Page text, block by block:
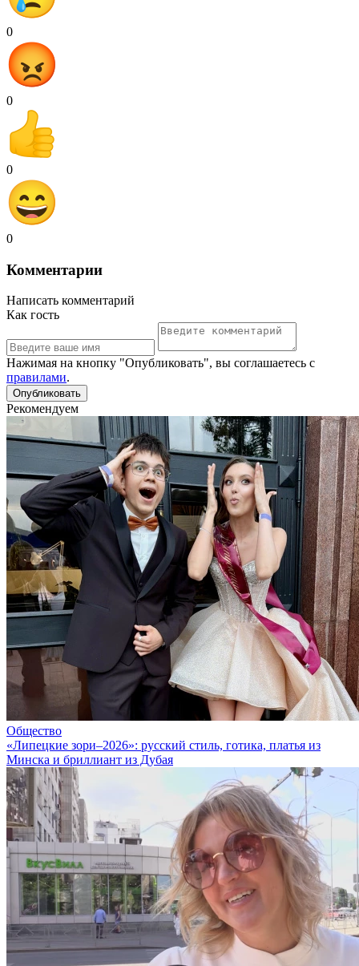
0
0
0
0
Комментарии
Написать комментарий
Как гость
Нажимая на кнопку "Опубликовать", вы соглашаетесь с
правилами.
Рекомендуем
Общество
«Липецкие зори–2026»: русский стиль, готика, платья из
Минска и бриллиант из Дубая